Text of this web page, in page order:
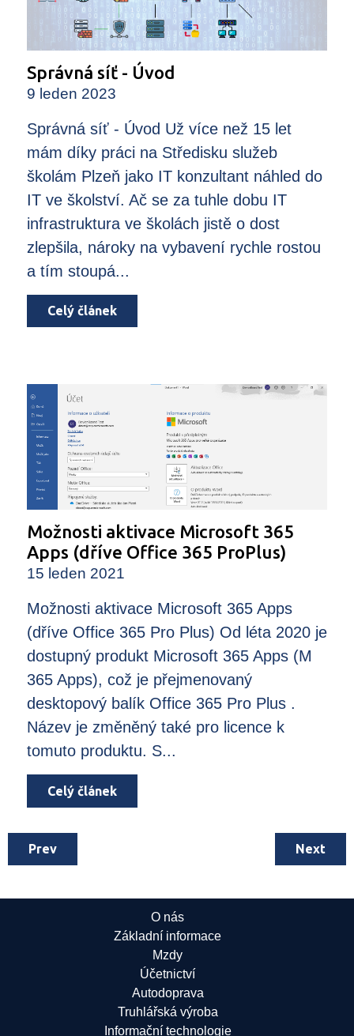
Správná síť - Úvod
9 leden 2023
Správná síť - Úvod Už více než 15 let
mám díky práci na Středisku služeb
školám Plzeň jako IT konzultant náhled do
IT ve školství. Ač se za tuhle dobu IT
infrastruktura ve školách jistě o dost
zlepšila, nároky na vybavení rychle rostou
a tím stoupá...
Celý článek
Možnosti aktivace Microsoft 365
Apps (dříve Office 365 ProPlus)
15 leden 2021
Možnosti aktivace Microsoft 365 Apps
(dříve Office 365 Pro Plus) Od léta 2020 je
dostupný produkt Microsoft 365 Apps (M
365 Apps), což je přejmenovaný
desktopový balík Office 365 Pro Plus .
Název je změněný také pro licence k
tomuto produktu. S...
Celý článek
Prev Next
O nás
Základní informace
Mzdy
Účetnictví
Autodoprava
Truhlářská výroba
Informační technologie